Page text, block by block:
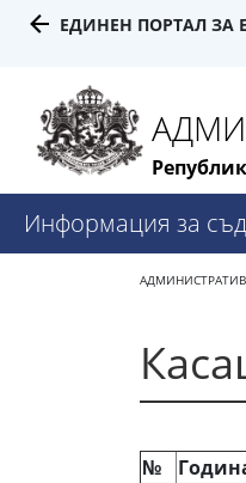
ЕДИНЕН ПОРТАЛ ЗА
Информация за
№